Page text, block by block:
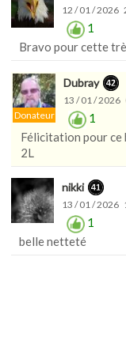
12 / 01 / 2026
1
Bravo pour cette
Donateur
Dubray
13 / 01 / 2026
1
Félicitation pour ce
2L
nikki
13 / 01 / 2026
1
belle netteté